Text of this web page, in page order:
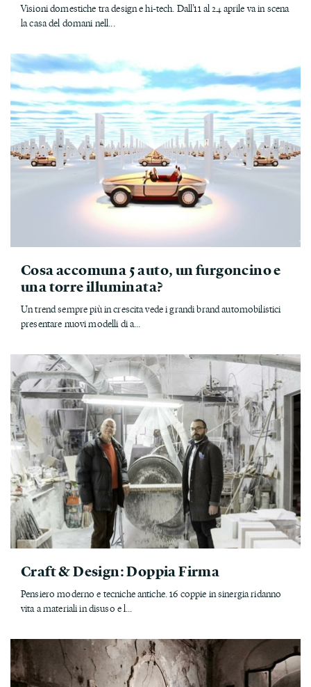
Visioni domestiche tra design e hi-tech. Dall’11 al 24 aprile va in scena
la casa del domani nell...
Cosa accomuna 5 auto, un furgoncino e
una torre illuminata?
Un trend sempre più in crescita vede i grandi brand automobilistici
presentare nuovi modelli di a...
Craft & Design: Doppia Firma
Pensiero moderno e tecniche antiche. 16 coppie in sinergia ridanno
vita a materiali in disuso e l...